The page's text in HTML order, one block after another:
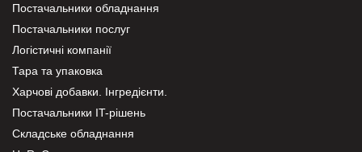
Постачальники обладнання
Постачальники послуг
Логістичні компанії
Тара та упаковка
Харчові добавки. Інгредієнти.
Постачальники IT-рішень
Складське обладнання